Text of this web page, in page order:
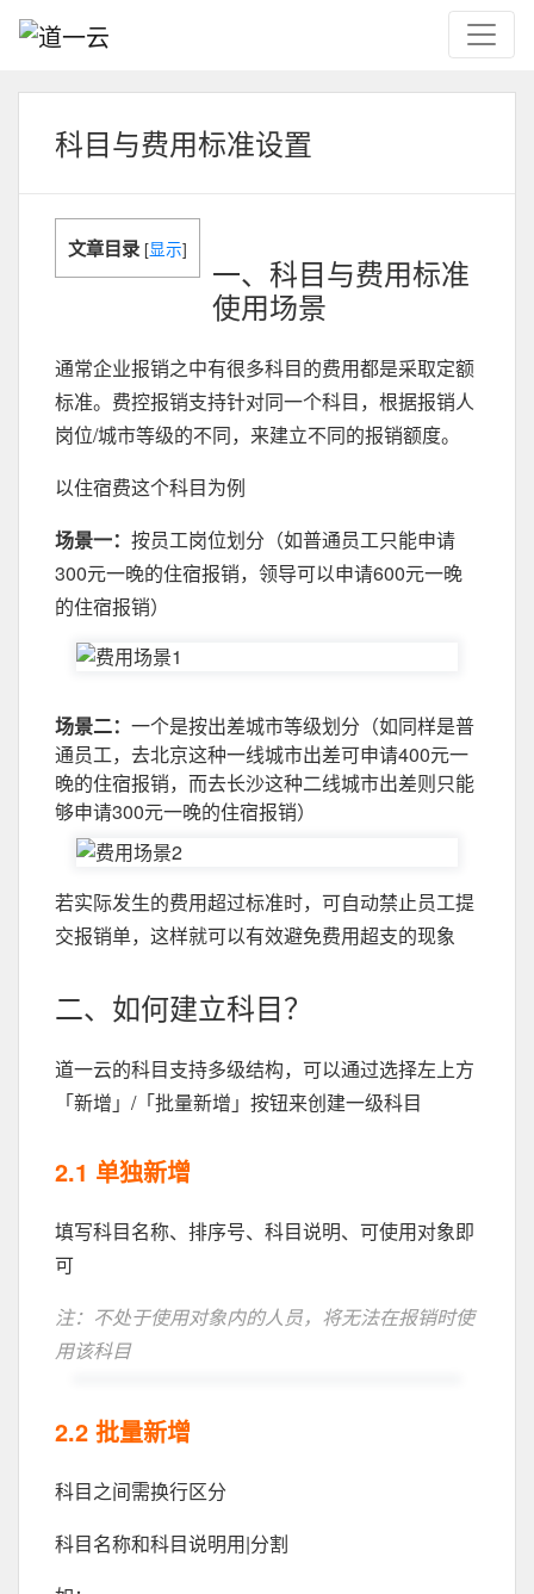
科目与费用标准设置
文章目录 [显示]
一、科目与费用标准
使用场景
通常企业报销之中有很多科目的费用都是采取定额
标准。费控报销支持针对同一个科目，根据报销人
岗位/城市等级的不同，来建立不同的报销额度。
以住宿费这个科目为例
场景一： 按员工岗位划分（如普通员工只能申请
300元一晚的住宿报销，领导可以申请600元一晚
的住宿报销）
场景二： 一个是按出差城市等级划分（如同样是普
通员工，去北京这种一线城市出差可申请400元一
晚的住宿报销，而去长沙这种二线城市出差则只能
够申请300元一晚的住宿报销）
若实际发生的费用超过标准时，可自动禁止员工提
交报销单，这样就可以有效避免费用超支的现象
二、如何建立科目？
道一云的科目支持多级结构，可以通过选择左上方
「新增」/「批量新增」按钮来创建一级科目
2.1 单独新增
填写科目名称、排序号、科目说明、可使用对象即
可
注：不处于使用对象内的人员，将无法在报销时使
用该科目
2.2 批量新增
科目之间需换行区分
科目名称和科目说明用|分割